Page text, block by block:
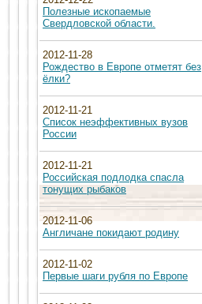
Полезные ископаемые
Свердловской области.
2012-11-28
Рождество в Европе отметят без
ёлки?
2012-11-21
Список неэффективных вузов
России
2012-11-21
Российская подлодка спасла
тонущих рыбаков
2012-11-06
Англичане покидают родину
2012-11-02
Первые шаги рубля по Европе